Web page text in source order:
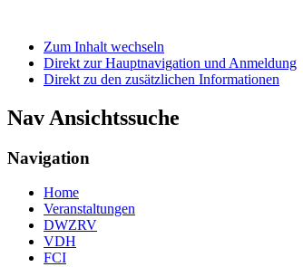
Zum Inhalt wechseln
Direkt zur Hauptnavigation und Anmeldung
Direkt zu den zusätzlichen Informationen
Nav Ansichtssuche
Navigation
Home
Veranstaltungen
DWZRV
VDH
FCI